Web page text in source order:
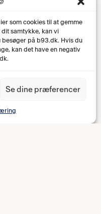
som cookies til at gemme
samtykke, kan vi
på b93.dk. Hvis du
kan det have en negativ
Se dine præferencer